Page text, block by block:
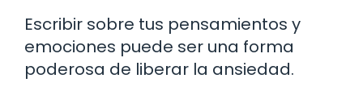
Escribir sobre tus pensamientos y
emociones puede ser una forma
poderosa de liberar la ansiedad.